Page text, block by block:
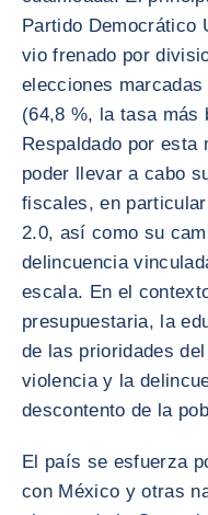
Partido Democrático
vio frenado por
elecciones
(64,8 %, la tasa más
Respaldado por esta
poder llevar a cabo
fiscales, en
2.0, así como su
delincuencia
escala. En el
presupuestaria, la
de las prioridades
violencia y la
descontento de la
El país se esfuerza
con México y otras